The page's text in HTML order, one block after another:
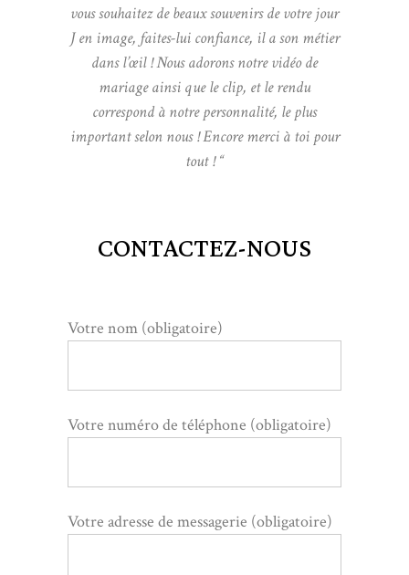
vous souhaitez de beaux souvenirs de votre jour
J en image, faites-lui confiance, il a son métier
dans l’œil ! Nous adorons notre vidéo de
mariage ainsi que le clip, et le rendu
correspond à notre personnalité, le plus
important selon nous ! Encore merci à toi pour
tout ! “
CONTACTEZ-NOUS
Votre nom (obligatoire)
Votre numéro de téléphone (obligatoire)
Votre adresse de messagerie (obligatoire)